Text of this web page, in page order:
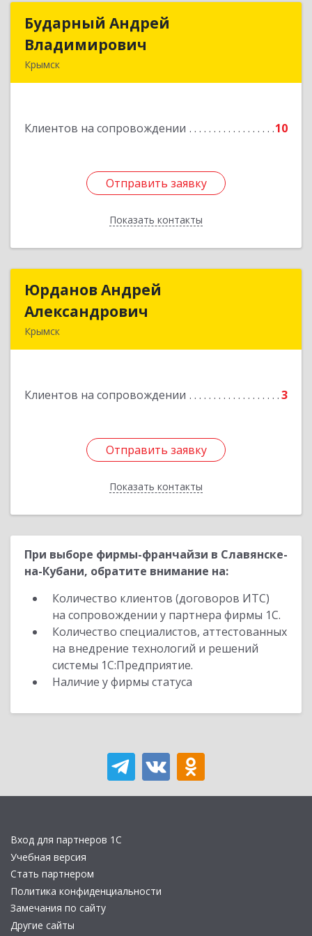
Бударный Андрей
Владимирович
Крымск
Клиентов на сопровождении 10
Отправить заявку
Показать контакты
Бударный Андрей
Подробнее
Отправить заявку
Назад
Юрданов Андрей
Александрович
Крымск
Клиентов на сопровождении 3
Отправить заявку
Показать контакты
Юрданов Андрей
Подробнее
Отправить заявку
Назад
При выборе фирмы-франчайзи в Славянске-
на-Кубани, обратите внимание на:
Количество клиентов (договоров ИТС)
на сопровождении у партнера фирмы 1С.
Количество специалистов, аттестованных
на внедрение технологий и решений
системы 1С:Предприятие.
Наличие у фирмы статуса
Вход для партнеров 1С
Учебная версия
Стать партнером
Политика конфиденциальности
Замечания по сайту
Другие сайты